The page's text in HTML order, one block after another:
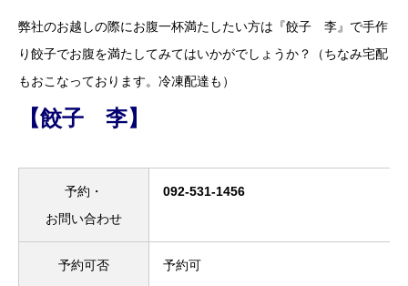
弊社のお越しの際にお腹一杯満たしたい方は『餃子 李』で手作
り餃子でお腹を満たしてみてはいかがでしょうか？（ちなみ宅配
もおこなっております。冷凍配達も）
【餃子 李】
予約・
お問い合わせ
092-531-1456
予約可否 予約可